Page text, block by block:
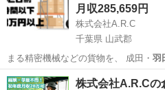
月収285,659円
株式会社A.R.C
千葉県 山武郡
まる精密機械などの貨物を、 成田・ 羽
流業務です。 …
千葉 山武郡 物流
株式会社A.R.Cの